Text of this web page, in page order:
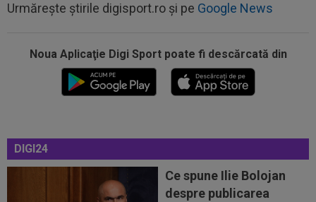
Urmărește știrile digisport.ro și pe Google News
Noua Aplicaţie Digi Sport poate fi descărcată din
DIGI24
Ce spune Ilie Bolojan
despre publicarea
după ce CFR a fost umilită de Tromso
Ștefan Baiaram a făcut anunțul, după KuPS -
Universitatea Craiova: ”Cu...
Președintele Craiovei nu a mai putut privi...
22:22 EXCLUSIV
Folha, OUT de la CFR Cluj după
dezastrul cu Tromso! ”Îi dau afară pe toți!”...